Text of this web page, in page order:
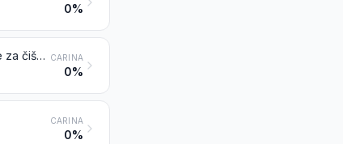
0%
Namizni, kuhinjski in drugi izdelki za gospodinjstvo in njihovi deli iz bakra; gobe za čiščenje posede in blazinice za čiščenje ali poliranje, rokavice ipd. iz bakra; sanitarni izdelki in njihovi deli iz bakra CARINA
0%
CARINA
0%